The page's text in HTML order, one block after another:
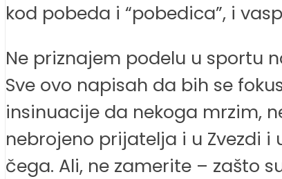
kod pobeda i “pobedica”, i
Ne priznajem podelu u sportu
Sve ovo napisah da bih se
insinuacije da nekoga mrzim,
nebrojeno prijatelja i u Zvezdi
čega. Ali, ne zamerite – zašto